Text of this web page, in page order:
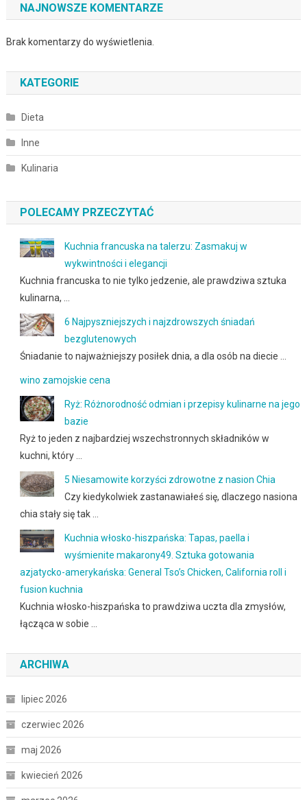
NAJNOWSZE KOMENTARZE
Brak komentarzy do wyświetlenia.
KATEGORIE
Dieta
Inne
Kulinaria
POLECAMY PRZECZYTAĆ
Kuchnia francuska na talerzu: Zasmakuj w
wykwintności i elegancji
Kuchnia francuska to nie tylko jedzenie, ale prawdziwa sztuka
kulinarna, …
6 Najpyszniejszych i najzdrowszych śniadań
bezglutenowych
Śniadanie to najważniejszy posiłek dnia, a dla osób na diecie …
wino zamojskie cena
Ryż: Różnorodność odmian i przepisy kulinarne na jego
bazie
Ryż to jeden z najbardziej wszechstronnych składników w
kuchni, który …
5 Niesamowite korzyści zdrowotne z nasion Chia
Czy kiedykolwiek zastanawiałeś się, dlaczego nasiona
chia stały się tak …
Kuchnia włosko-hiszpańska: Tapas, paella i
wyśmienite makarony49. Sztuka gotowania
azjatycko-amerykańska: General Tso’s Chicken, California roll i
fusion kuchnia
Kuchnia włosko-hiszpańska to prawdziwa uczta dla zmysłów,
łącząca w sobie …
ARCHIWA
lipiec 2026
czerwiec 2026
maj 2026
kwiecień 2026